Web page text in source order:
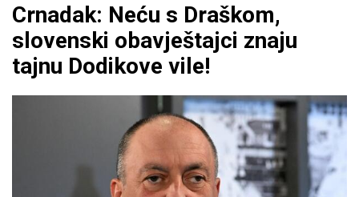
Crnadak: Neću s Draškom,
slovenski obavještajci znaju
tajnu Dodikove vile!